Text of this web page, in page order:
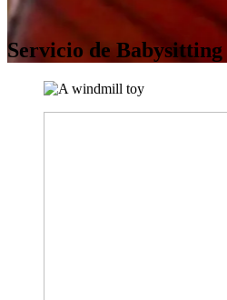
Servicio de Babysitting